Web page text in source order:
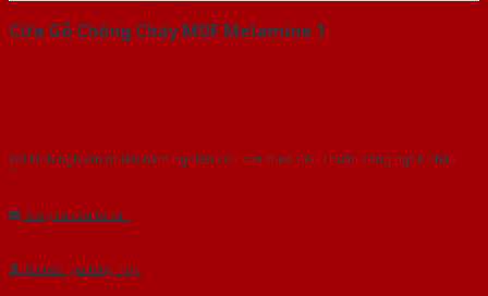
Cửa Gỗ Chống Cháy MDF Melamine 1
Với kinh nghiệm nhiêu năm nghiên cứu cửa theo tiêu chuẩn công nghệ Châu
Gửi yêu cầu tư vấn
Tải báo giá tổng hợp